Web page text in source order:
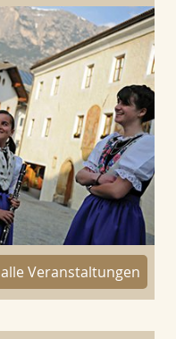
alle Veranstaltungen